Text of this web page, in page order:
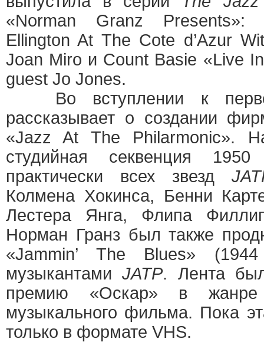
«Norman Granz Presents»:
Ellington At The Cote d’Azur
Joan Miro и Count Basie «Live
guest Jo Jones.
Во вступлении к
рассказывает о создании
«Jazz At The
студийная секвенция
практически всех звезд
Колмена Хокинса, Бенни
Лестера Янга, Флипа
Норман Гранз был также
«Jammin’ The Blues»
музыкантамиJATP. Лента
премию «Оскар» в жанре
музыкального фильма. Пока
только в формате VHS.